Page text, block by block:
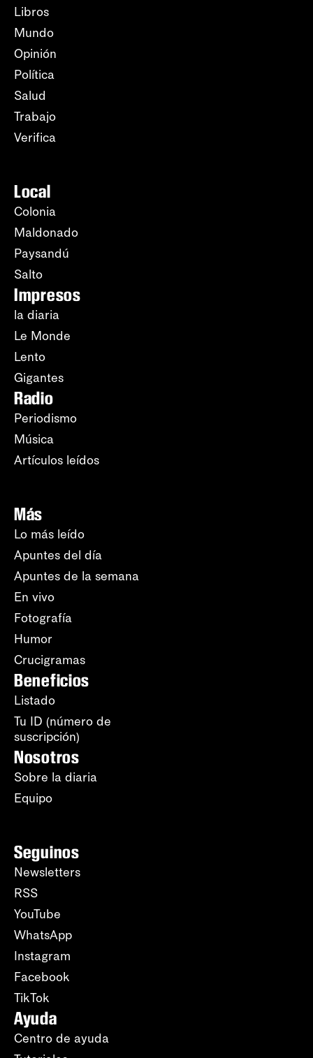
Libros
Mundo
Opinión
Política
Salud
Trabajo
Verifica
Local
Colonia
Maldonado
Paysandú
Salto
Impresos
la diaria
Le Monde
Lento
Gigantes
Radio
Periodismo
Música
Artículos leídos
Más
Lo más leído
Apuntes del día
Apuntes de la semana
En vivo
Fotografía
Humor
Crucigramas
Beneficios
Listado
Tu ID (número de
suscripción)
Nosotros
Sobre la diaria
Equipo
Seguinos
Newsletters
RSS
YouTube
WhatsApp
Instagram
Facebook
TikTok
Ayuda
Centro de ayuda